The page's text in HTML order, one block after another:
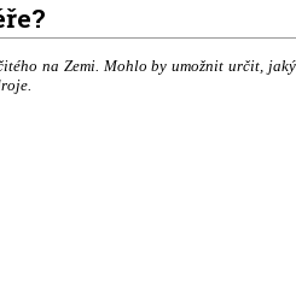
na Zemi. Mohlo by umožnit určit,